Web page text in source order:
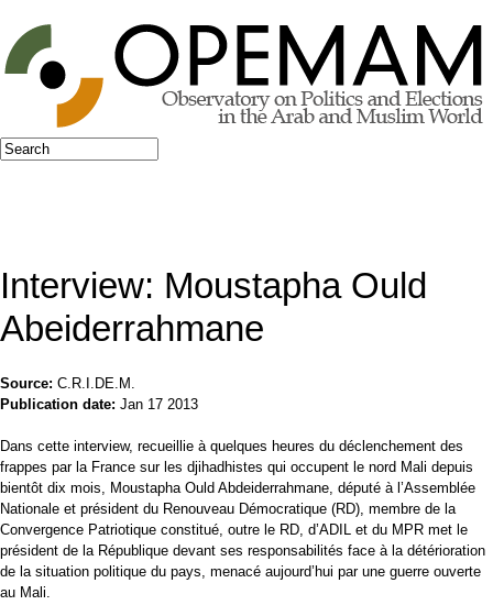
Jump to navigation
Search form
Search
Interview: Moustapha Ould
Abeiderrahmane
Source: C.R.I.DE.M.
Publication date: Jan 17 2013
Dans cette interview, recueillie à quelques heures du déclenchement des
frappes par la France sur les djihadhistes qui occupent le nord Mali depuis
bientôt dix mois, Moustapha Ould Abdeiderrahmane, député à l’Assemblée
Nationale et président du Renouveau Démocratique (RD), membre de la
Convergence Patriotique constitué, outre le RD, d’ADIL et du MPR met le
président de la République devant ses responsabilités face à la détérioration
de la situation politique du pays, menacé aujourd’hui par une guerre ouverte
au Mali.